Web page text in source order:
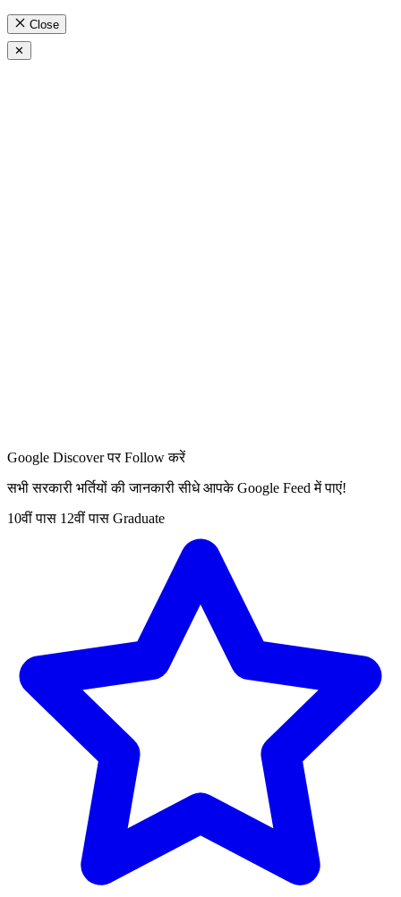
Close
✕
Google Discover पर Follow करें
सभी सरकारी भर्तियों की जानकारी सीधे आपके Google Feed में पाएं!
10वीं पास 12वीं पास Graduate